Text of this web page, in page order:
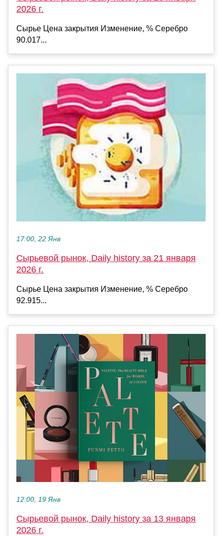
2026 г.
Сырье Цена закрытия Изменение, % Серебро
90.017...
17:00, 22 Янв
Сырьевой рынок, Daily history за 21 января
2026 г.
Сырье Цена закрытия Изменение, % Серебро
92.915...
12:00, 19 Янв
Сырьевой рынок, Daily history за 13 января
2026 г.